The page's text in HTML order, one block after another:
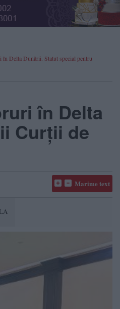
Delta Dunării. Statut special pentru
în Delta
Curții de
Marime text